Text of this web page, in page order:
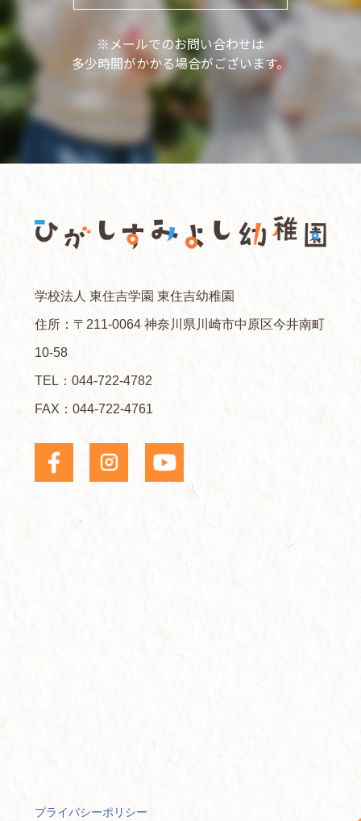
※メールでのお問い合わせは
多少時間がかかる場合がございます。
学校法人 東住吉学園 東住吉幼稚園
住所：〒211-0064 神奈川県川崎市中原区今井南町
10-58
TEL： 044-722-4782
FAX：044-722-4761
プライバシーポリシー